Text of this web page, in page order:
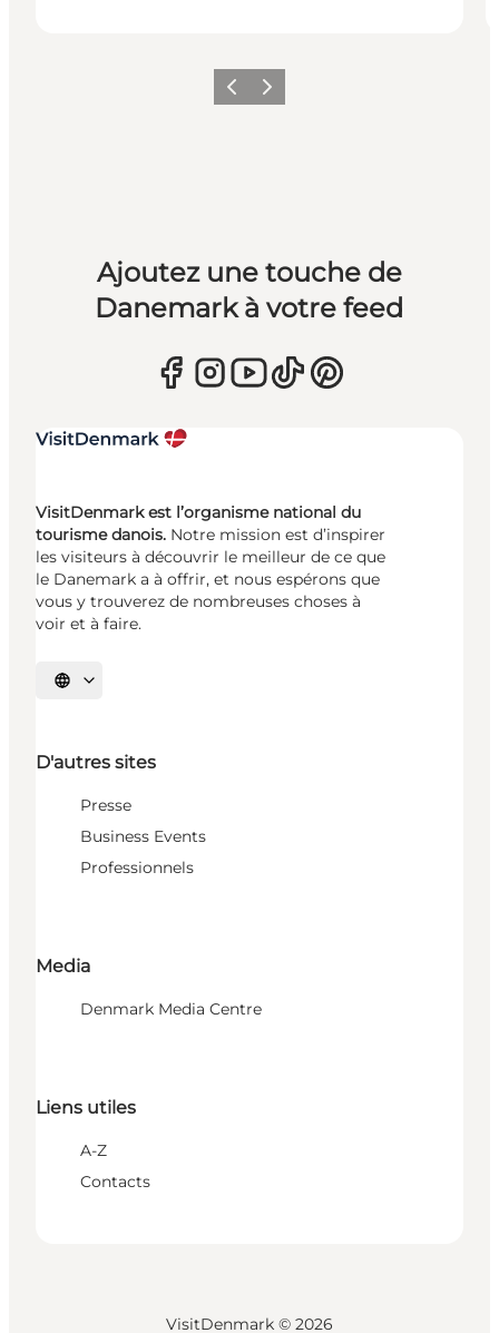
PrécédentSuivant
Ajoutez une touche de
Danemark à votre feed
VisitDenmark est l’organisme national du
tourisme danois. Notre mission est d’inspirer
les visiteurs à découvrir le meilleur de ce que
le Danemark a à offrir, et nous espérons que
vous y trouverez de nombreuses choses à
voir et à faire.
Choisissez la langue
D'autres sites
Presse
Business Events
Professionnels
Media
Denmark Media Centre
Liens utiles
A-Z
Contacts
VisitDenmark © 2026